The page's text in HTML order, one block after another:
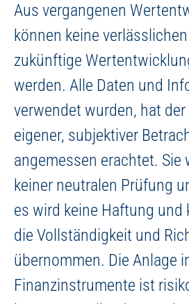
Aus vergangenen
können keine
zukünftige
werden. Alle Daten und
verwendet wurden, hat
eigener, subjektiver
angemessen erachtet. Sie
keiner neutralen Prüfung
es wird keine Haftung und
die Vollständigkeit und
übernommen. Die Anlage
Finanzinstrumente ist